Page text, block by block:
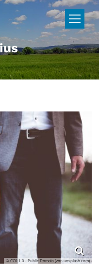
© CC0 1.0 - Public Domain (von unsplash.com)